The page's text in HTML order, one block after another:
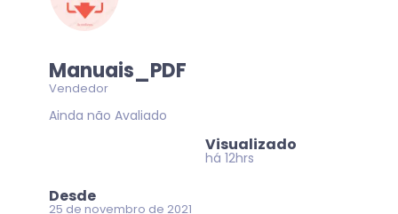
Manuais_PDF
Vendedor
Ainda não Avaliado
Visualizado
há 12hrs
Desde
25 de novembro de 2021